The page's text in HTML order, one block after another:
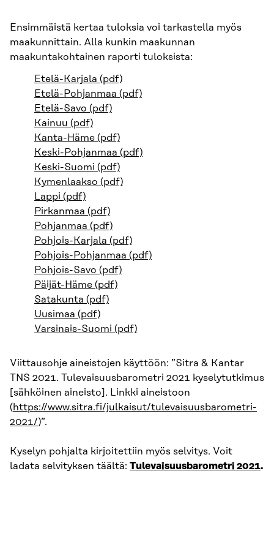
Ensimmäistä kertaa tuloksia voi tarkastella myös
maakunnittain. Alla kunkin maakunnan
maakuntakohtainen raporti tuloksista:
Etelä-Karjala (pdf)
Etelä-Pohjanmaa (pdf)
Etelä-Savo (pdf)
Kainuu (pdf)
Kanta-Häme (pdf)
Keski-Pohjanmaa (pdf)
Keski-Suomi (pdf)
Kymenlaakso (pdf)
Lappi (pdf)
Pirkanmaa (pdf)
Pohjanmaa (pdf)
Pohjois-Karjala (pdf)
Pohjois-Pohjanmaa (pdf)
Pohjois-Savo (pdf)
Päijät-Häme (pdf)
Satakunta (pdf)
Uusimaa (pdf)
Varsinais-Suomi (pdf)
Viittausohje aineistojen käyttöön: ”Sitra & Kantar
TNS 2021. Tulevaisuusbarometri 2021 kyselytutkimus
[sähköinen aineisto]. Linkki aineistoon
(https://www.sitra.fi/julkaisut/tulevaisuusbarometri-
2021/)”.
Kyselyn pohjalta kirjoitettiin myös selvitys. Voit
ladata selvityksen täältä: Tulevaisuusbarometri 2021.